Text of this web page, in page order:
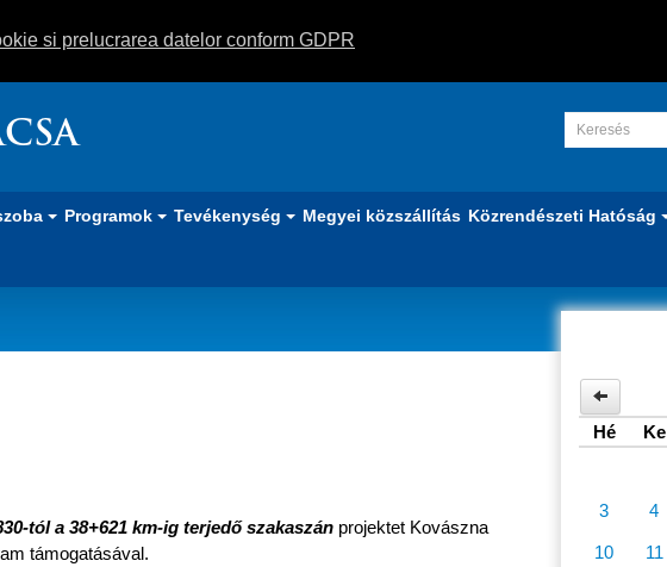
si prelucrarea datelor conform GDPR
Programok Tevékenység Megyei közszállítás Közrendészeti Hatóság
tól a 38+621 km-ig terjedő szakaszán projektet Kovászna
támogatásával.
Hé
Ke
3 4
10 11